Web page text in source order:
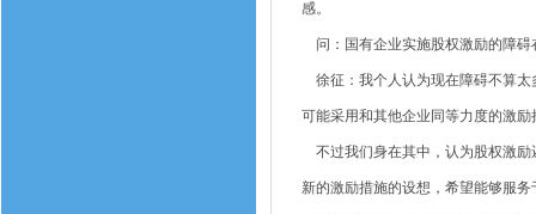
感。
问：国有企业实施股权激励的障碍
徐征：我个人认为现在障碍不算太
可能采用和其他企业同等力度的激
不过我们身在其中，认为股权激励
新的激励措施的设想，希望能够服务